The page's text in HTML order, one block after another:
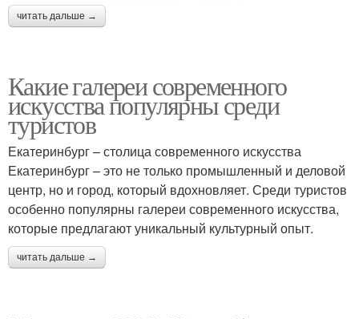
читать дальше →
Какие галереи современного
искусства популярны среди
туристов
Екатеринбург – столица современного искусства
Екатеринбург – это не только промышленный и деловой
центр, но и город, который вдохновляет. Среди туристов
особенно популярны галереи современного искусства,
которые предлагают уникальный культурный опыт.
читать дальше →